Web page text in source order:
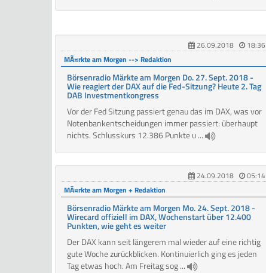
26.09.2018
18:36
MÃ¤rkte am Morgen --> Redaktion
Börsenradio Märkte am Morgen Do. 27. Sept. 2018 -
Wie reagiert der DAX auf die Fed-Sitzung? Heute 2. Tag
DAB Investmentkongress
Vor der Fed Sitzung passiert genau das im DAX, was vor
Notenbankentscheidungen immer passiert: überhaupt
nichts. Schlusskurs 12.386 Punkte u ...
24.09.2018
05:14
MÃ¤rkte am Morgen + Redaktion
Börsenradio Märkte am Morgen Mo. 24. Sept. 2018 -
Wirecard offiziell im DAX, Wochenstart über 12.400
Punkten, wie geht es weiter
Der DAX kann seit längerem mal wieder auf eine richtig
gute Woche zurückblicken. Kontinuierlich ging es jeden
Tag etwas hoch. Am Freitag sog ...